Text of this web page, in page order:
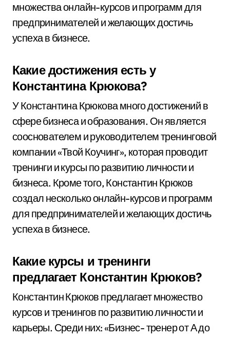
множества онлайн-курсов и программ для
предпринимателей и желающих достичь
успеха в бизнесе.
Какие достижения есть у
Константина Крюкова?
У Константина Крюкова много достижений в
сфере бизнеса и образования. Он является
сооснователем и руководителем тренинговой
компании «Твой Коучинг», которая проводит
тренинги и курсы по развитию личности и
бизнеса. Кроме того, Константин Крюков
создал несколько онлайн-курсов и программ
для предпринимателей и желающих достичь
успеха в бизнесе.
Какие курсы и тренинги
предлагает Константин Крюков?
Константин Крюков предлагает множество
курсов и тренингов по развитию личности и
карьеры. Среди них: «Бизнес- тренер от А до